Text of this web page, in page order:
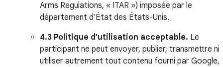
Arms Regulations, « ITAR ») imposée par le
département d'État des États-Unis.
4.3 Politique d'utilisation acceptable. Le
participant ne peut envoyer, publier, transmettre ni
utiliser autrement tout contenu fourni par Google,